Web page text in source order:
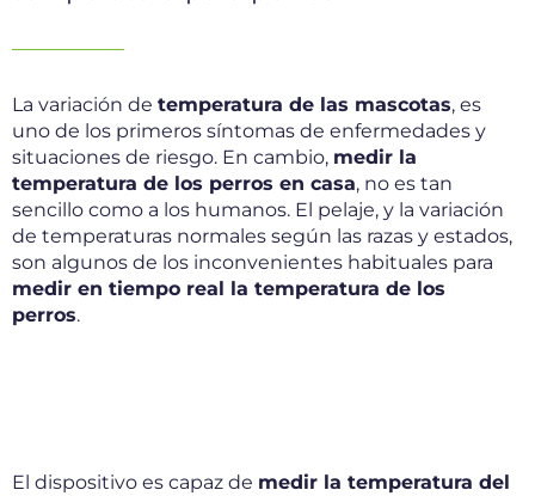
La variación de temperatura de las mascotas, es
uno de los primeros síntomas de enfermedades y
situaciones de riesgo. En cambio, medir la
temperatura de los perros en casa, no es tan
sencillo como a los humanos. El pelaje, y la variación
de temperaturas normales según las razas y estados,
son algunos de los inconvenientes habituales para
medir en tiempo real la temperatura de los
perros.
El dispositivo es capaz de medir la temperatura del